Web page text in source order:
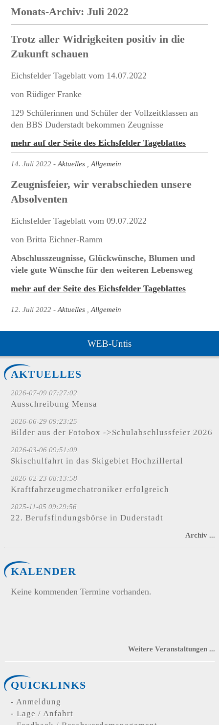
Monats-Archiv: Juli 2022
Trotz aller Widrigkeiten positiv in die
Zukunft schauen
Eichsfelder Tageblatt vom 14.07.2022
von Rüdiger Franke
129 Schülerinnen und Schüler der Vollzeitklassen an
den BBS Duderstadt bekommen Zeugnisse
mehr auf der Seite des Eichsfelder Tageblattes
14. Juli 2022 Aktuelles Allgemein
Zeugnisfeier, wir verabschieden unsere
Absolventen
Eichsfelder Tageblatt vom 09.07.2022
von Britta Eichner-Ramm
Abschlusszeugnisse, Glückwünsche, Blumen und
viele gute Wünsche für den weiteren Lebensweg
mehr auf der Seite des Eichsfelder Tageblattes
12. Juli 2022 Aktuelles Allgemein
WEB-Untis
AKTUELLES
2026-07-09 07:27:02
Ausschreibung Mensa
2026-06-29 09:23:25
Bilder aus der Fotobox ->Schulabschlussfeier 2026
2026-03-06 09:51:09
Skischulfahrt in das Skigebiet Hochzillertal
2026-02-23 08:13:58
Kraftfahrzeugmechatroniker erfolgreich
2025-11-05 09:29:56
22. Berufsfindungsbörse in Duderstadt
Archiv ...
KALENDER
Keine kommenden Termine vorhanden.
Weitere Veranstaltungen ...
QUICKLINKS
Anmeldung
Lage / Anfahrt